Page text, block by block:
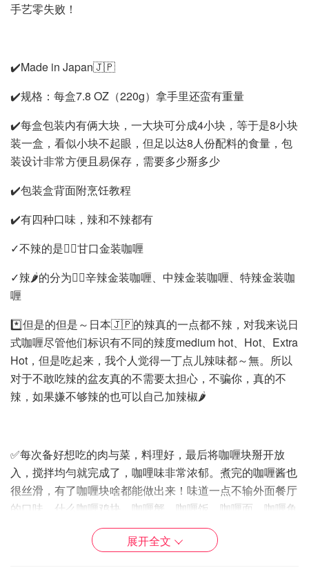
手艺零失败！
✔️Made in Japan🇯🇵
✔️规格：每盒7.8 OZ（220g）拿手里还蛮有重量
✔️每盒包装内有俩大块，一大块可分成4小块，等于是8小块
装一盒，看似小块不起眼，但足以达8人份配料的食量，包
装设计非常方便且易保存，需要多少掰多少
✔️包装盒背面附烹饪教程
✔️有四种口味，辣和不辣都有
✓不辣的是👉🏻甘口金装咖喱
✓辣🌶️的分为👉🏻辛辣金装咖喱、中辣金装咖喱、特辣金装咖
喱
*️⃣但是的但是～日本🇯🇵的辣真的一点都不辣，对我来说日
式咖喱尽管他们标识有不同的辣度medium hot、Hot、Extra
Hot，但是吃起来，我个人觉得一丁点儿辣味都～無。所以
对于不敢吃辣的盆友真的不需要太担心，不骗你，真的不
辣，如果嫌不够辣的也可以自己加辣椒🌶️
✅每次备好想吃的肉与菜，料理好，最后将咖喱块掰开放
入，搅拌均勻就完成了，咖哩味非常浓郁。煮完的咖喱酱也
很丝滑，有了咖喱块啥都能做出来！味道一点不输外面餐厅
的口味。什么咖喱鸡块、咖喱蟹、咖喱饭、咖喱面、咖喱鱼
蛋，爱吃什么配什么……轻松get一大家子或多人的美味，
展开全文